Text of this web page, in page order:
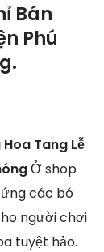
Bán
Phú
Tang Lễ
Ở shop
các bó
người chơi
tuyệt hảo.